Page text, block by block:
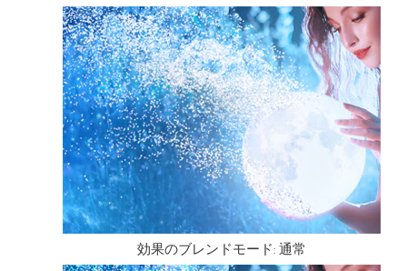
効果のブレンドモード: 通常